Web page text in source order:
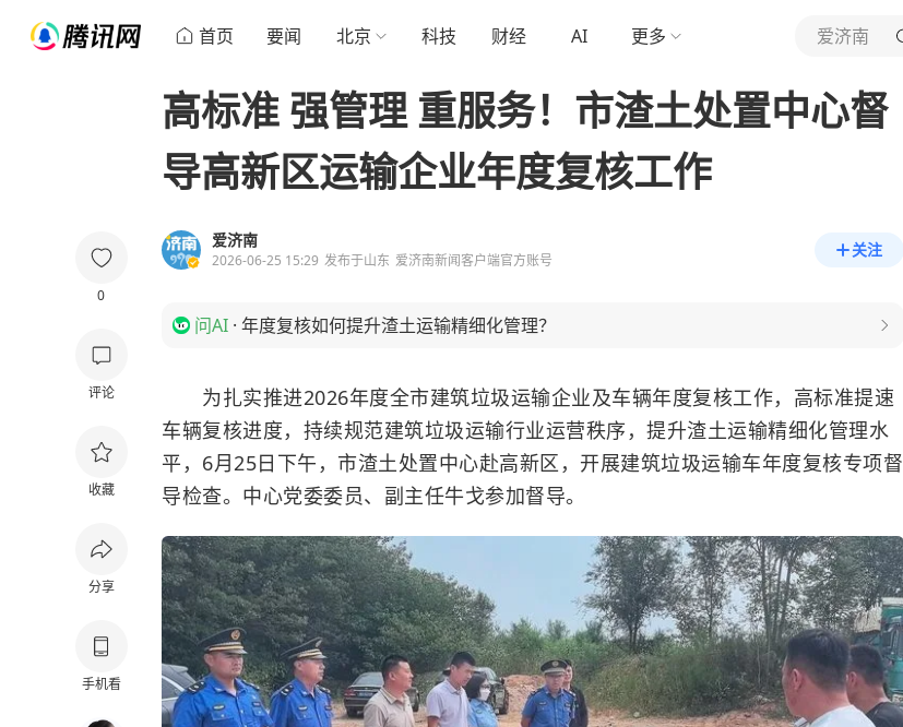
首页 要闻 北京 科技 财经 AI 更多 爱济南
0
评论
收藏
分享
手机看
高标准 强管理 重服务！市渣土处置中心督
导高新区运输企业年度复核工作
爱济南
2026-06-25 15:29 发布于山东 爱济南新闻客户端官方账号
关注
问AI · 年度复核如何提升渣土运输精细化管理？
为扎实推进2026年度全市建筑垃圾运输企业及车辆年度复核工作，高标准提速
车辆复核进度，持续规范建筑垃圾运输行业运营秩序，提升渣土运输精细化管理水
平，6月25日下午，市渣土处置中心赴高新区，开展建筑垃圾运输车年度复核专项督
导检查。中心党委委员、副主任牛戈参加督导。